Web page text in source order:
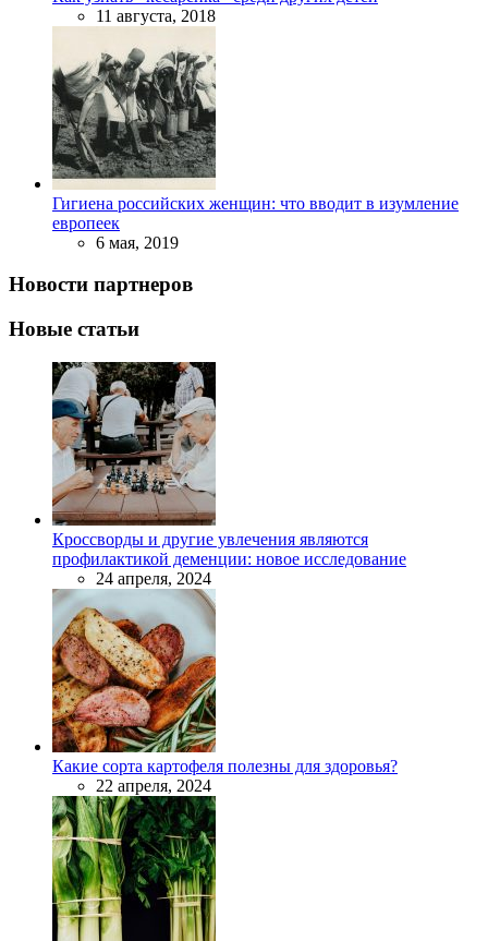
11 августа, 2018
Гигиена российских женщин: что вводит в изумление
европеек
6 мая, 2019
Новости партнеров
Новые статьи
Кроссворды и другие увлечения являются
профилактикой деменции: новое исследование
24 апреля, 2024
Какие сорта картофеля полезны для здоровья?
22 апреля, 2024